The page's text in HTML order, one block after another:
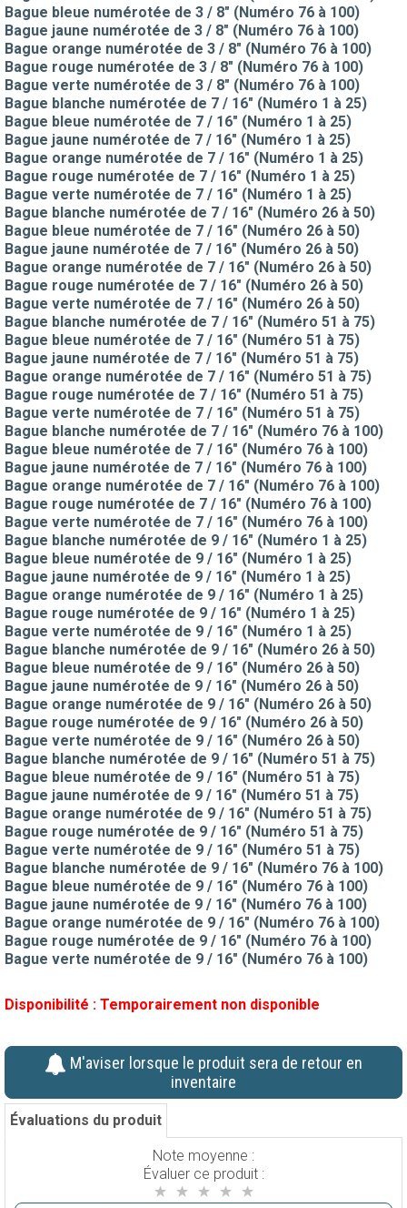
Bague bleue numérotée de 3 / 8" (Numéro 76 à 100)
Bague jaune numérotée de 3 / 8" (Numéro 76 à 100)
Bague orange numérotée de 3 / 8" (Numéro 76 à 100)
Bague rouge numérotée de 3 / 8" (Numéro 76 à 100)
Bague verte numérotée de 3 / 8" (Numéro 76 à 100)
Bague blanche numérotée de 7 / 16" (Numéro 1 à 25)
Bague bleue numérotée de 7 / 16" (Numéro 1 à 25)
Bague jaune numérotée de 7 / 16" (Numéro 1 à 25)
Bague orange numérotée de 7 / 16" (Numéro 1 à 25)
Bague rouge numérotée de 7 / 16" (Numéro 1 à 25)
Bague verte numérotée de 7 / 16" (Numéro 1 à 25)
Bague blanche numérotée de 7 / 16" (Numéro 26 à 50)
Bague bleue numérotée de 7 / 16" (Numéro 26 à 50)
Bague jaune numérotée de 7 / 16" (Numéro 26 à 50)
Bague orange numérotée de 7 / 16" (Numéro 26 à 50)
Bague rouge numérotée de 7 / 16" (Numéro 26 à 50)
Bague verte numérotée de 7 / 16" (Numéro 26 à 50)
Bague blanche numérotée de 7 / 16" (Numéro 51 à 75)
Bague bleue numérotée de 7 / 16" (Numéro 51 à 75)
Bague jaune numérotée de 7 / 16" (Numéro 51 à 75)
Bague orange numérotée de 7 / 16" (Numéro 51 à 75)
Bague rouge numérotée de 7 / 16" (Numéro 51 à 75)
Bague verte numérotée de 7 / 16" (Numéro 51 à 75)
Bague blanche numérotée de 7 / 16" (Numéro 76 à 100)
Bague bleue numérotée de 7 / 16" (Numéro 76 à 100)
Bague jaune numérotée de 7 / 16" (Numéro 76 à 100)
Bague orange numérotée de 7 / 16" (Numéro 76 à 100)
Bague rouge numérotée de 7 / 16" (Numéro 76 à 100)
Bague verte numérotée de 7 / 16" (Numéro 76 à 100)
Bague blanche numérotée de 9 / 16" (Numéro 1 à 25)
Bague bleue numérotée de 9 / 16" (Numéro 1 à 25)
Bague jaune numérotée de 9 / 16" (Numéro 1 à 25)
Bague orange numérotée de 9 / 16" (Numéro 1 à 25)
Bague rouge numérotée de 9 / 16" (Numéro 1 à 25)
Bague verte numérotée de 9 / 16" (Numéro 1 à 25)
Bague blanche numérotée de 9 / 16" (Numéro 26 à 50)
Bague bleue numérotée de 9 / 16" (Numéro 26 à 50)
Bague jaune numérotée de 9 / 16" (Numéro 26 à 50)
Bague orange numérotée de 9 / 16" (Numéro 26 à 50)
Bague rouge numérotée de 9 / 16" (Numéro 26 à 50)
Bague verte numérotée de 9 / 16" (Numéro 26 à 50)
Bague blanche numérotée de 9 / 16" (Numéro 51 à 75)
Bague bleue numérotée de 9 / 16" (Numéro 51 à 75)
Bague jaune numérotée de 9 / 16" (Numéro 51 à 75)
Bague orange numérotée de 9 / 16" (Numéro 51 à 75)
Bague rouge numérotée de 9 / 16" (Numéro 51 à 75)
Bague verte numérotée de 9 / 16" (Numéro 51 à 75)
Bague blanche numérotée de 9 / 16" (Numéro 76 à 100)
Bague bleue numérotée de 9 / 16" (Numéro 76 à 100)
Bague jaune numérotée de 9 / 16" (Numéro 76 à 100)
Bague orange numérotée de 9 / 16" (Numéro 76 à 100)
Bague rouge numérotée de 9 / 16" (Numéro 76 à 100)
Bague verte numérotée de 9 / 16" (Numéro 76 à 100)
Disponibilité : Temporairement non disponible
M'aviser lorsque le produit sera de retour en
inventaire
Évaluations du produit
Note moyenne :
Évaluer ce produit :